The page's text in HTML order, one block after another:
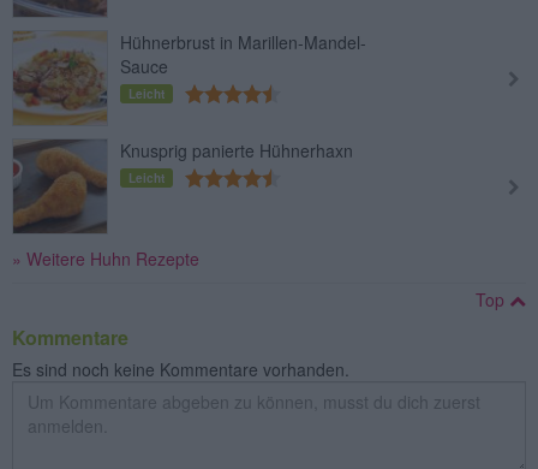
Hühnerbrust in Marillen-Mandel-
Sauce
Leicht
Knusprig panierte Hühnerhaxn
Leicht
» Weitere Huhn Rezepte
Top
Kommentare
Es sind noch keine Kommentare vorhanden.